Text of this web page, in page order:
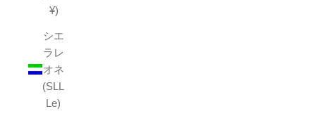
¥)
シエ
ラレ
オネ
(SLL
Le)